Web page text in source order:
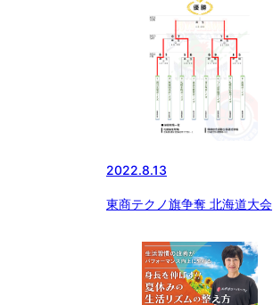
2022.8.13
東商テクノ旗争奪 北海道大会